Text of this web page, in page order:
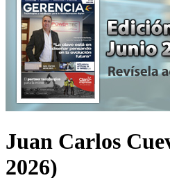
Juan Carlos
2026)